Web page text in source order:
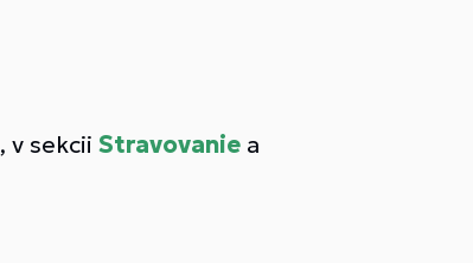
, v sekcii Stravovanie a